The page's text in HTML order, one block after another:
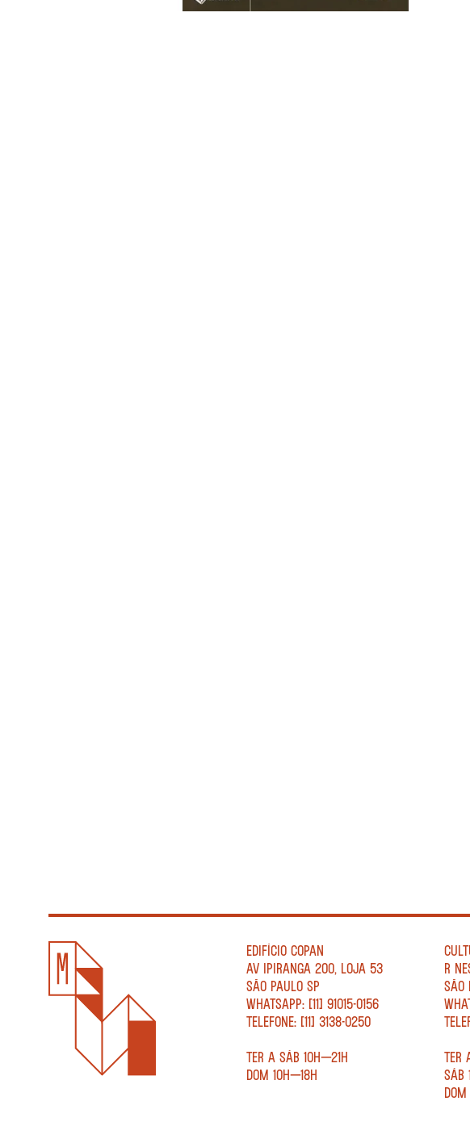
EDIFÍCIO COPAN
AV IPIRANGA 200, LOJA 53
SÃO PAULO SP
WHATSAPP: [11] 91015-0156
TELEFONE: [11] 3138-0250
TER A SÁB 10H—21H
DOM 10H—18H
R
SÃO
TER
SÁB